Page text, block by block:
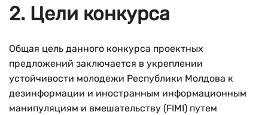
2. Цели конкурса
Общая цель данного конкурса проектных
предложений заключается в укреплении
устойчивости молодежи Республики Молдова к
дезинформации и иностранным информационным
манипуляциям и вмешательству (FIMI) путем